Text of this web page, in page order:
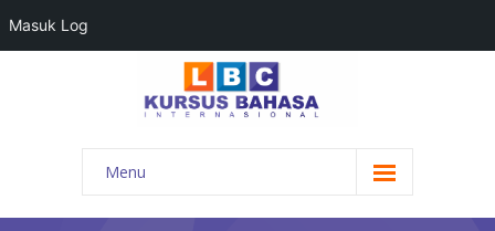
Menu
HOME
Masuk Log